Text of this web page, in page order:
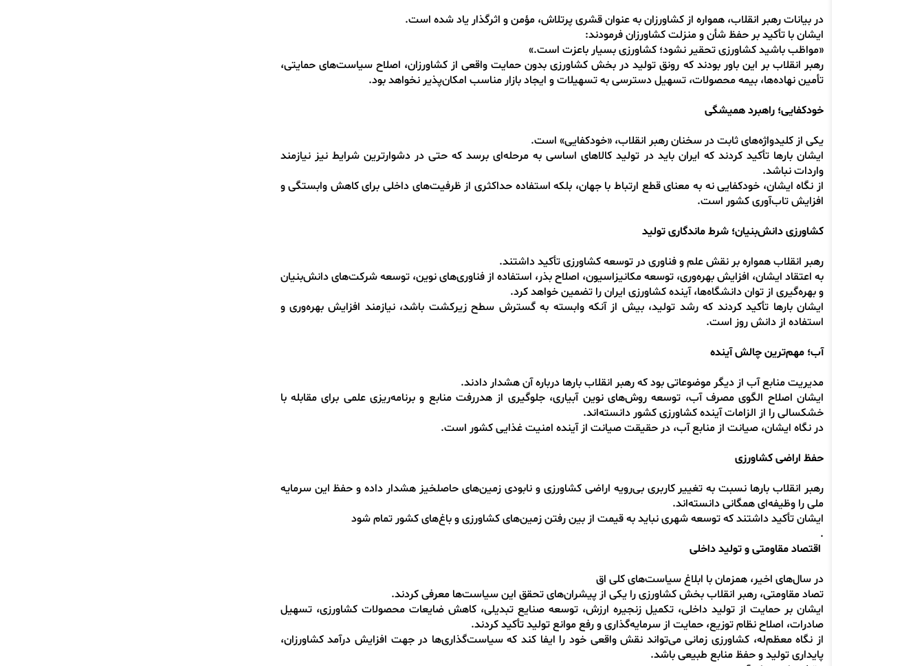
در بیانات رهبر انقلاب، همواره از کشاورزان به عنوان قشری پرتلاش، مؤمن و اثرگذار یاد شده است.
ایشان با تأکید بر حفظ شأن و منزلت کشاورزان فرمودند:
«مواظب باشید کشاورزی تحقیر نشود؛ کشاورزی بسیار باعزت است.»
رهبر انقلاب بر این باور بودند که رونق تولید در بخش کشاورزی بدون حمایت واقعی از کشاورزان، اصلاح سیاست‌های حمایتی،
تأمین نهاده‌ها، بیمه محصولات، تسهیل دسترسی به تسهیلات و ایجاد بازار مناسب امکان‌پذیر نخواهد بود.
خودکفایی؛ راهبرد همیشگی
یکی از کلیدواژه‌های ثابت در سخنان رهبر انقلاب، «خودکفایی» است.
ایشان بارها تأکید کردند که ایران باید در تولید کالاهای اساسی به مرحله‌ای برسد که حتی در دشوارترین شرایط نیز نیازمند
واردات نباشد.
از نگاه ایشان، خودکفایی نه به معنای قطع ارتباط با جهان، بلکه استفاده حداکثری از ظرفیت‌های داخلی برای کاهش وابستگی و
افزایش تاب‌آوری کشور است.
کشاورزی دانش‌بنیان؛ شرط ماندگاری تولید
رهبر انقلاب همواره بر نقش علم و فناوری در توسعه کشاورزی تأکید داشتند.
به اعتقاد ایشان، افزایش بهره‌وری، توسعه مکانیزاسیون، اصلاح بذر، استفاده از فناوری‌های نوین، توسعه شرکت‌های دانش‌بنیان
و بهره‌گیری از توان دانشگاه‌ها، آینده کشاورزی ایران را تضمین خواهد کرد.
ایشان بارها تأکید کردند که رشد تولید، بیش از آنکه وابسته به گسترش سطح زیرکشت باشد، نیازمند افزایش بهره‌وری و
استفاده از دانش روز است.
آب؛ مهم‌ترین چالش آینده
مدیریت منابع آب از دیگر موضوعاتی بود که رهبر انقلاب بارها درباره آن هشدار دادند.
ایشان اصلاح الگوی مصرف آب، توسعه روش‌های نوین آبیاری، جلوگیری از هدررفت منابع و برنامه‌ریزی علمی برای مقابله با
خشکسالی را از الزامات آینده کشاورزی کشور دانسته‌اند.
در نگاه ایشان، صیانت از منابع آب، در حقیقت صیانت از آینده امنیت غذایی کشور است.
حفظ اراضی کشاورزی
رهبر انقلاب بارها نسبت به تغییر کاربری بی‌رویه اراضی کشاورزی و نابودی زمین‌های حاصلخیز هشدار داده و حفظ این سرمایه
ملی را وظیفه‌ای همگانی دانسته‌اند.
ایشان تأکید داشتند که توسعه شهری نباید به قیمت از بین رفتن زمین‌های کشاورزی و باغ‌های کشور تمام شود
.
اقتصاد مقاومتی و تولید داخلی
در سال‌های اخیر، همزمان با ابلاغ سیاست‌های کلی اق
تصاد مقاومتی، رهبر انقلاب بخش کشاورزی را یکی از پیشران‌های تحقق این سیاست‌ها معرفی کردند.
ایشان بر حمایت از تولید داخلی، تکمیل زنجیره ارزش، توسعه صنایع تبدیلی، کاهش ضایعات محصولات کشاورزی، تسهیل
صادرات، اصلاح نظام توزیع، حمایت از سرمایه‌گذاری و رفع موانع تولید تأکید کردند.
از نگاه معظم‌له، کشاورزی زمانی می‌تواند نقش واقعی خود را ایفا کند که سیاست‌گذاری‌ها در جهت افزایش درآمد کشاورزان،
پایداری تولید و حفظ منابع طبیعی باشد.